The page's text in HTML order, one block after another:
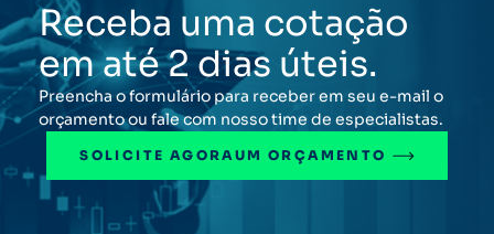
Receba uma cotação
em até 2 dias úteis.
Preencha o formulário para receber em seu e-mail o
orçamento ou fale com nosso time de especialistas.
SOLICITE AGORAUM ORÇAMENTO